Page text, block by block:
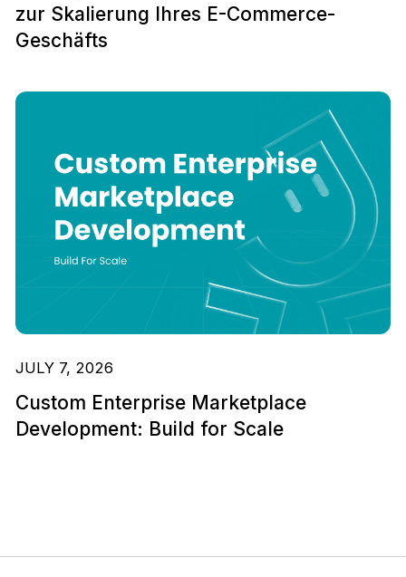
zur Skalierung Ihres E-Commerce-
Geschäfts
JULY 7, 2026
Custom Enterprise Marketplace
Development: Build for Scale